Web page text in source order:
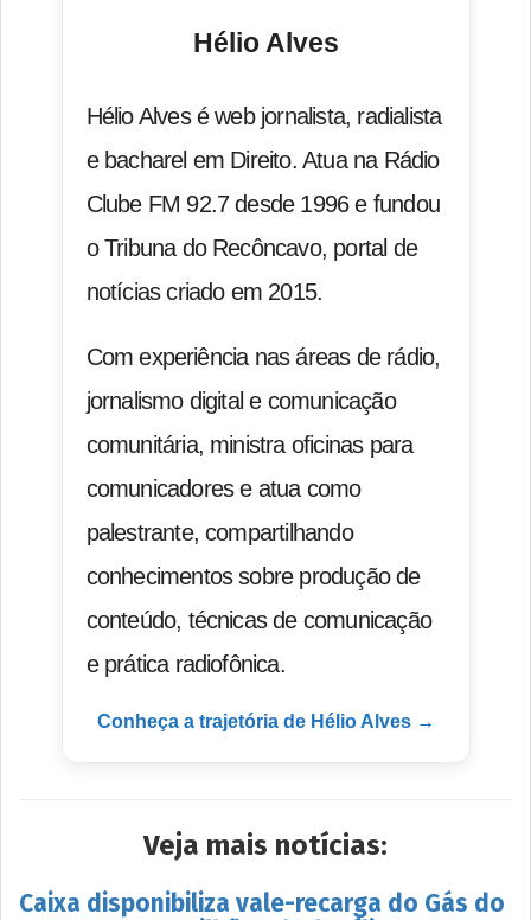
Hélio Alves
Hélio Alves é web jornalista, radialista
e bacharel em Direito. Atua na Rádio
Clube FM 92.7 desde 1996 e fundou
o Tribuna do Recôncavo, portal de
notícias criado em 2015.
Com experiência nas áreas de rádio,
jornalismo digital e comunicação
comunitária, ministra oficinas para
comunicadores e atua como
palestrante, compartilhando
conhecimentos sobre produção de
conteúdo, técnicas de comunicação
e prática radiofônica.
Conheça a trajetória de Hélio Alves →
Veja mais notícias:
Caixa disponibiliza vale-recarga do Gás do